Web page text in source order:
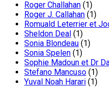
Roger Challahan (1)
Roger J. Callahan (1)
Romuald Leterrier et
Sheldon Deal (1)
Sonia Blondeau (1)
Sonia Spelen (1)
Sophie Madoun et Dr
Stefano Mancuso (1)
Yuval Noah Harari (1)